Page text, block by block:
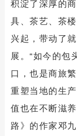
积淀了深厚的
具、茶艺、茶
兴起，带动了
展。“如今的包
口，也是商旅
重塑当地的生
值也在不断滋
路》的作家邓九